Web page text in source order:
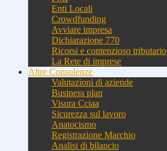
Enti Locali
Crowdfunding
Avviare impresa
Dichiarazione 770
Ricorsi e contenzioso tributario
La Rete di imprese
Altre Consulenze
Valutazioni di aziende
Business plan
Visura Cciaa
Sicurezza sul lavoro
Anatocismo
Registrazione Marchio
Analisi di bilancio